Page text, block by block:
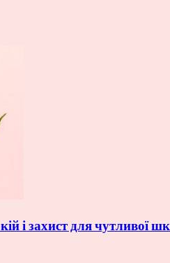
і захист для чутливої